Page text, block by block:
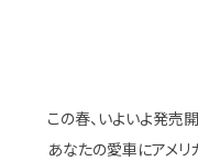
この春、いよいよ発売
あなたの愛車にアメリ